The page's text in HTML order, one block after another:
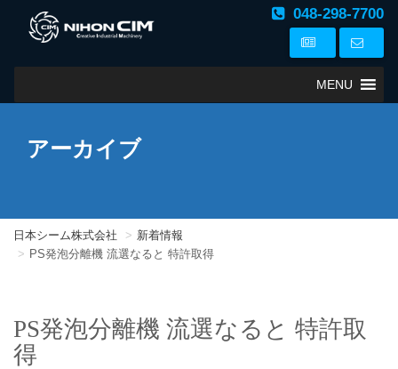
048-298-7700
MENU
アーカイブ
日本シーム株式会社
新着情報
PS発泡分離機 流選なると 特許取得
PS発泡分離機 流選なると 特許取
得